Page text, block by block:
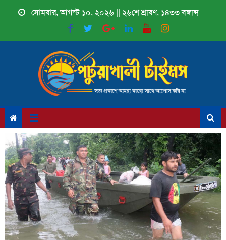
সোমবার, আগস্ট ১০, ২০২৬ || ২৬শে শ্রাবণ, ১৪৩৩ বঙ্গাব্দ